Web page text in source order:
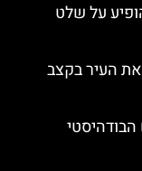
על שלט
את העיר בקצב
הבודהיסטי